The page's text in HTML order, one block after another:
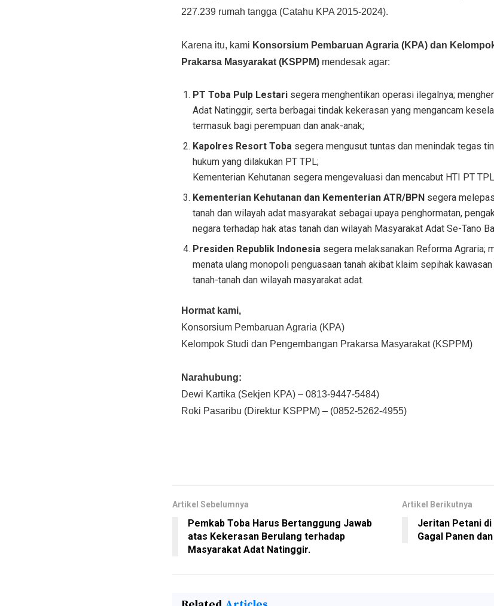
227.239 rumah tangga (Catahu KPA 2015-2024).
Karena itu, kami Konsorsium Pembaruan Agraria (KPA) dan
Prakarsa Masyarakat (KSPPM) mendesak agar:
PT Toba Pulp Lestari segera menghentikan operasi ilegalnya;
Adat Natinggir, serta berbagai tindak kekerasan yang mengancam
termasuk bagi perempuan dan anak-anak;
Kapolres Resort Toba segera mengusut tuntas dan menindak tegas
hukum yang dilakukan PT TPL;
Kementerian Kehutanan segera mengevaluasi dan mencabut HTI PT TPL
Kementerian Kehutanan dan Kementerian ATR/BPN segera
tanah dan wilayah adat masyarakat sebagai upaya penghormatan,
negara terhadap hak atas tanah dan wilayah Masyarakat Adat Se-Tano
Presiden Republik Indonesia segera melaksanakan Reforma Agraria;
menata ulang monopoli penguasaan tanah akibat klaim sepihak
tanah-tanah dan wilayah masyarakat adat.
Hormat kami,
Konsorsium Pembaruan Agraria (KPA)
Kelompok Studi dan Pengembangan Prakarsa Masyarakat (KSPPM)
Narahubung:
Dewi Kartika (Sekjen KPA) – 0813-9447-5484)
Roki Pasaribu (Direktur KSPPM) – (0852-5262-4955)
Artikel Sebelumnya
Pemkab Toba Harus Bertanggung Jawab
atas Kekerasan Berulang terhadap
Masyarakat Adat Natinggir.
Artikel Berikutnya
Jeritan Petani di
Gagal Panen